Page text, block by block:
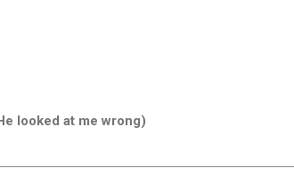
looked at me wrong)